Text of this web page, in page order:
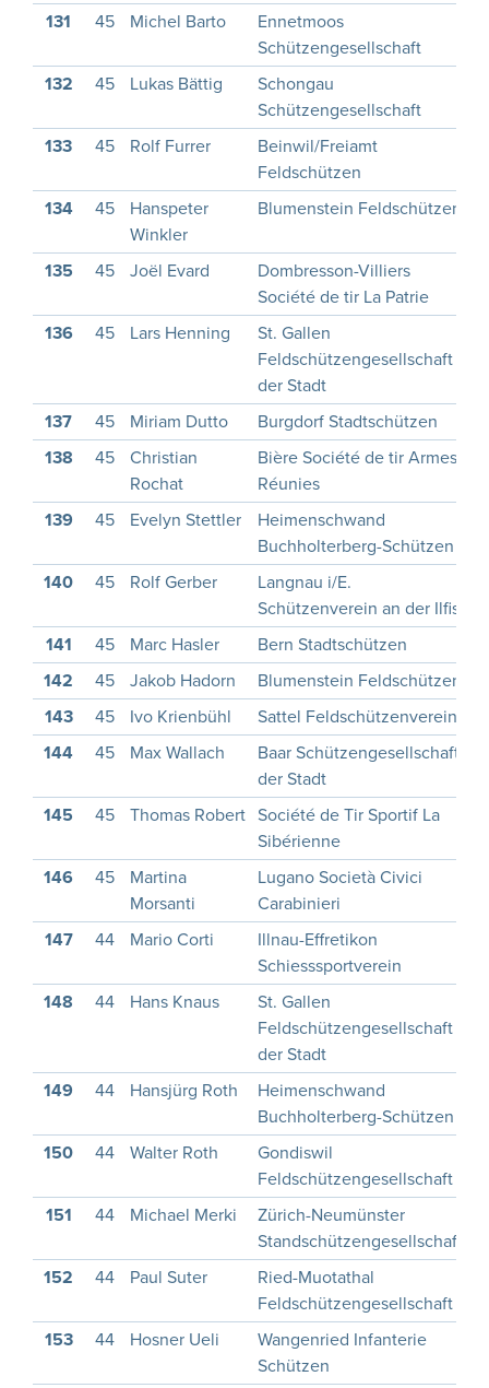
131 45 Michel Barto
Ennetmoos
Schützengesellschaft
132 45 Lukas Bättig
Schongau
Schützengesellschaft
133 45 Rolf Furrer
Beinwil/Freiamt
Feldschützen
134 45
Hanspeter
Winkler
Blumenstein Feldschützen
135 45 Joël Evard
Dombresson-Villiers
Société de tir La Patrie
136 45 Lars Henning
St. Gallen
Feldschützengesellschaft
der Stadt
137 45 Miriam Dutto Burgdorf Stadtschützen
138
45
Christian
Rochat
Bière Société de tir Armes
Réunies
139 45 Evelyn Stettler
Heimenschwand
Buchholterberg-Schützen
140 45 Rolf Gerber
Langnau i/E.
Schützenverein an der Ilfis
141 45 Marc Hasler Bern Stadtschützen
142
45 Jakob Hadorn Blumenstein Feldschützen
143
45 Ivo Krienbühl Sattel Feldschützenverein
144
45 Max Wallach
Baar Schützengesellschaft
der Stadt
145 45 Thomas Robert Société de Tir Sportif La
Sibérienne
146 45
Martina
Morsanti
Lugano Società Civici
Carabinieri
147 44 Mario Corti
Illnau-Effretikon
Schiesssportverein
148 44 Hans Knaus
St. Gallen
Feldschützengesellschaft
der Stadt
149 44 Hansjürg Roth
Heimenschwand
Buchholterberg-Schützen
150 44 Walter Roth
Gondiswil
Feldschützengesellschaft
151 44 Michael Merki
Zürich-Neumünster
Standschützengesellschaft
152 44 Paul Suter
Ried-Muotathal
Feldschützengesellschaft
153 44 Hosner Ueli
Wangenried Infanterie
Schützen